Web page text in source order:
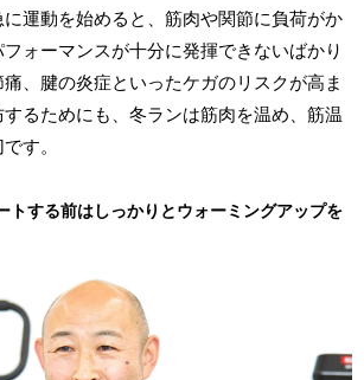
運動を始めると、筋肉や関節に負荷がか
ォーマンスが十分に発揮できないばかり
、腱の炎症といったケガのリスクが高ま
るためにも、冬ランは筋肉を温め、筋温
す。
する前はしっかりとウォーミングアップを